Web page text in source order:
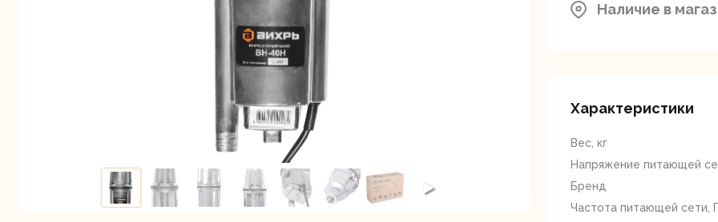
Комплектующие для
электроинструмента
Отрезные пилы
Наличие в
Характеристики
Вес, кг
Напряжение питающей
Бренд
Частота питающей сети,